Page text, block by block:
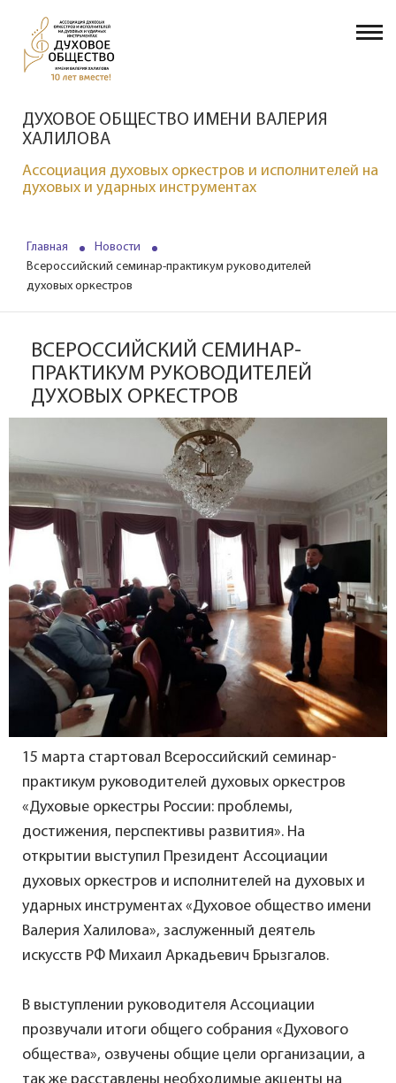
ДУХОВОЕ ОБЩЕСТВО ИМЕНИ ВАЛЕРИЯ
ХАЛИЛОВА
Ассоциация духовых оркестров и исполнителей на
духовых и ударных инструментах
Главная
Новости
Всероссийский семинар-практикум руководителей
духовых оркестров
ВСЕРОССИЙСКИЙ СЕМИНАР-
ПРАКТИКУМ РУКОВОДИТЕЛЕЙ
ДУХОВЫХ ОРКЕСТРОВ
15 марта стартовал Всероссийский семинар-
практикум руководителей духовых оркестров
«Духовые оркестры России: проблемы,
достижения, перспективы развития». На
открытии выступил Президент Ассоциации
духовых оркестров и исполнителей на духовых и
ударных инструментах «Духовое общество имени
Валерия Халилова», заслуженный деятель
искусств РФ Михаил Аркадьевич Брызгалов.
В выступлении руководителя Ассоциации
прозвучали итоги общего собрания «Духового
общества», озвучены общие цели организации, а